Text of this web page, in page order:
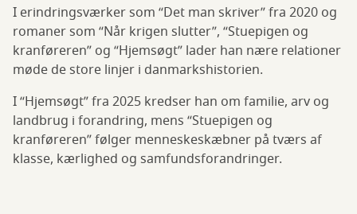
I erindringsværker som “Det man skriver” fra 2020 og
romaner som “Når krigen slutter”, “Stuepigen og
kranføreren” og “Hjemsøgt” lader han nære relationer
møde de store linjer i danmarkshistorien.
I “Hjemsøgt” fra 2025 kredser han om familie, arv og
landbrug i forandring, mens “Stuepigen og
kranføreren” følger menneskeskæbner på tværs af
klasse, kærlighed og samfundsforandringer.